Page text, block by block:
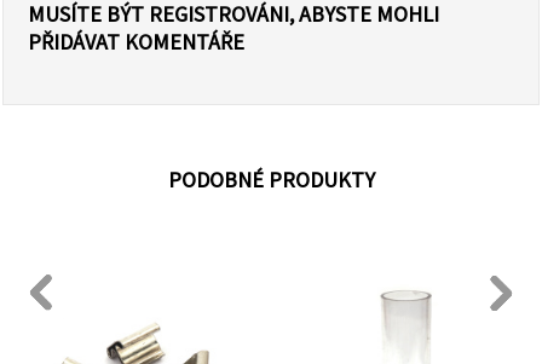
MUSÍTE BÝT REGISTROVÁNI, ABYSTE MOHLI
PŘIDÁVAT KOMENTÁŘE
PODOBNÉ PRODUKTY